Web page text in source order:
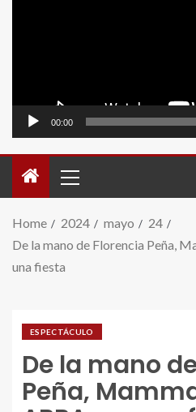
00:00
Home 2024 mayo
24
De la mano de Florencia Peña,
una fiesta
ESPECTÁCULO
De la mano
Peña,